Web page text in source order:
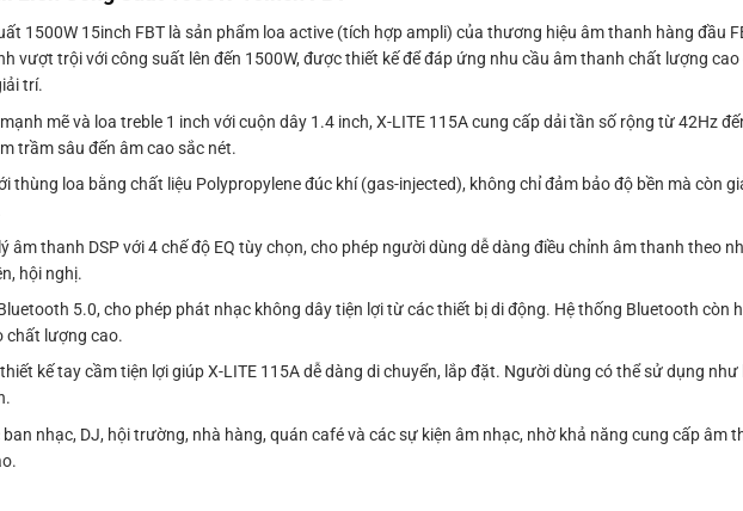
1500W 15inch FBT là sản phẩm loa active (tích hợp ampli) của thương hiệu âm thanh hàng đầu
vượt trội với công suất lên đến 1500W, được thiết kế để đáp ứng nhu cầu âm thanh chất lượng cao
trí.
mẽ và loa treble 1 inch với cuộn dây 1.4 inch, X-LITE 115A cung cấp dải tần số rộng từ 42Hz
trầm sâu đến âm cao sắc nét.
thùng loa bằng chất liệu Polypropylene đúc khí (gas-injected), không chỉ đảm bảo độ bền mà còn
âm thanh DSP với 4 chế độ EQ tùy chọn, cho phép người dùng dễ dàng điều chỉnh âm thanh theo
hội nghị.
5.0, cho phép phát nhạc không dây tiện lợi từ các thiết bị di động. Hệ thống Bluetooth còn
chất lượng cao.
kế tay cầm tiện lợi giúp X-LITE 115A dễ dàng di chuyển, lắp đặt. Người dùng có thể sử dụng
nhạc, DJ, hội trường, nhà hàng, quán café và các sự kiện âm nhạc, nhờ khả năng cung cấp âm